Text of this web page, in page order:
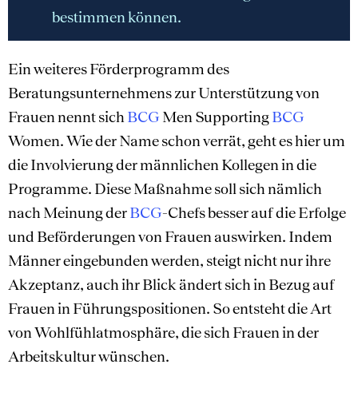
bestimmen können.
Ein weiteres Förderprogramm des
Beratungsunternehmens zur Unterstützung von
Frauen nennt sich BCG Men SupportingBCG
Women. Wie der Name schon verrät, geht es hier um
die Involvierung der männlichen Kollegen in die
Programme. Diese Maßnahme soll sich nämlich
nach Meinung derBCG-Chefs besser auf die Erfolge
und Beförderungen von Frauen auswirken. Indem
Männer eingebunden werden, steigt nicht nur ihre
Akzeptanz, auch ihr Blick ändert sich in Bezug auf
Frauen in Führungspositionen. So entsteht die Art
von Wohlfühlatmosphäre, die sich Frauen in der
Arbeitskultur wünschen.